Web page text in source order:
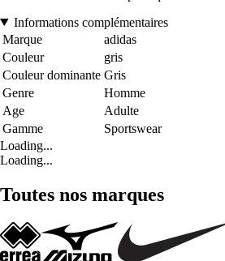
Informations complémentaires
Marque
adidas
Couleur
gris
Couleur dominante Gris
Genre
Homme
Age
Adulte
Gamme
Sportswear
Loading...
Loading...
Toutes nos marques